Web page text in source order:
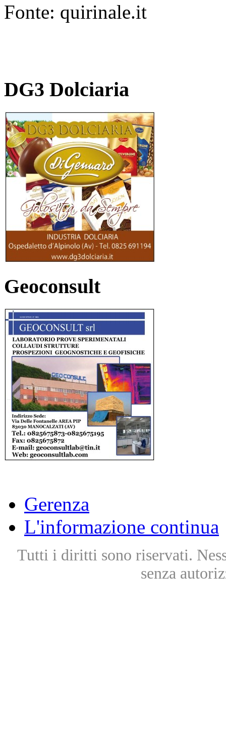
Fonte: quirinale.it
DG3 Dolciaria
Geoconsult
Gerenza
L'informazione continua
Tutti i diritti sono riservati.
senza